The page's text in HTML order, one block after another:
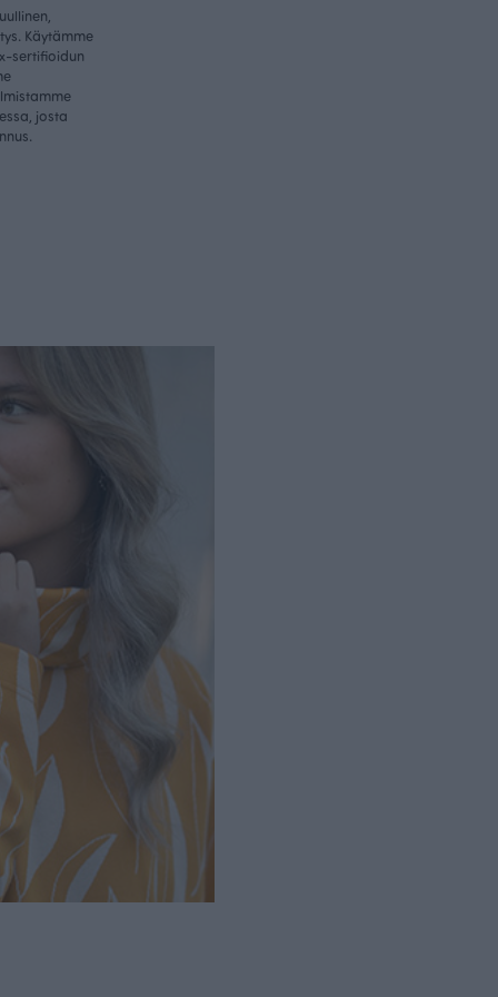
Käytämme
sertifioidun
josta